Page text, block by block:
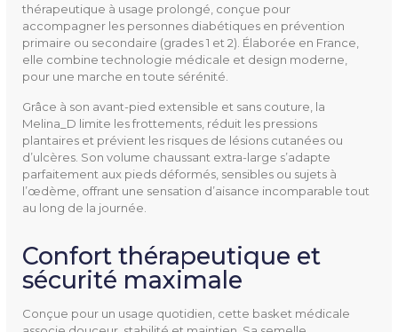
thérapeutique à usage prolongé, conçue pour
accompagner les personnes diabétiques en prévention
primaire ou secondaire (grades 1 et 2). Élaborée en France,
elle combine technologie médicale et design moderne,
pour une marche en toute sérénité.
Grâce à son avant-pied extensible et sans couture, la
Melina_D limite les frottements, réduit les pressions
plantaires et prévient les risques de lésions cutanées ou
d’ulcères. Son volume chaussant extra-large s’adapte
parfaitement aux pieds déformés, sensibles ou sujets à
l’œdème, offrant une sensation d’aisance incomparable tout
au long de la journée.
Confort thérapeutique et
sécurité maximale
Conçue pour un usage quotidien, cette basket médicale
Utilisation
Confort
Détente
Extérieur
Pathologies
Pieds diabétiques
Pieds gonflés
Pieds volumineux